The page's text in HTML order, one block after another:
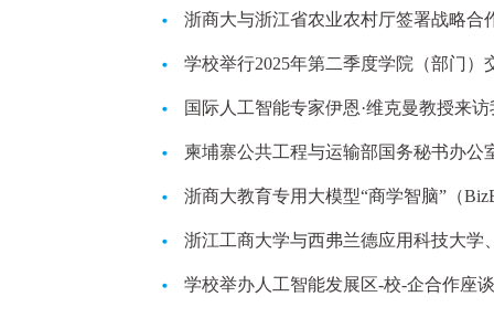
浙商大与浙江省农业农村厅签署战略合
学校举行2025年第二季度学院（部门）
国际人工智能专家伊恩·维克曼教授来访
柬埔寨公共工程与运输部国务秘书办公
浙商大教育专用大模型“商学智脑”（
浙江工商大学与西弗兰德应用科技大学
鲁日丝路学院共建协...
学校举办人工智能发展区-校-企合作座